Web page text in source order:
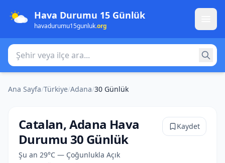
Hava Durumu 15 Günlük
havadurumu15gunluk.org
Şehir veya ilçe ara
Ana Sayfa/Türkiye/Adana/30 Günlük
Catalan, Adana Hava
Durumu 30 Günlük
Şu an 29°C — Çoğunlukla Açık
Kaydet